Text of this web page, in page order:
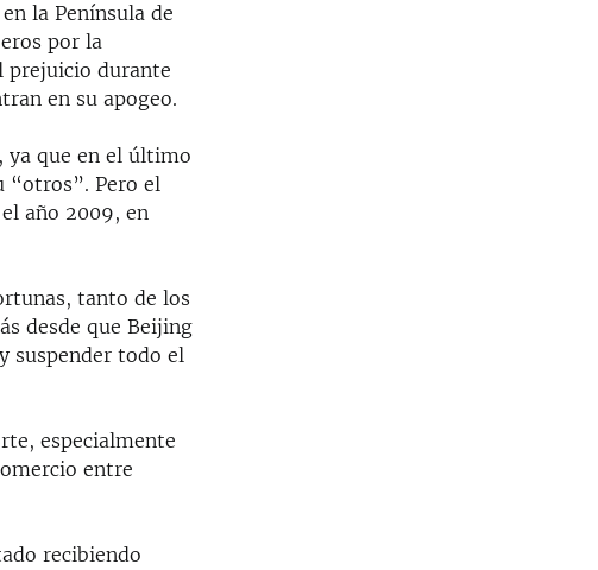
la Península de
por la
prejuicio durante
en su apogeo.
ya que en el último
“otros”. Pero el
año 2009, en
tanto de los
desde que Beijing
suspender todo el
especialmente
entre
recibiendo